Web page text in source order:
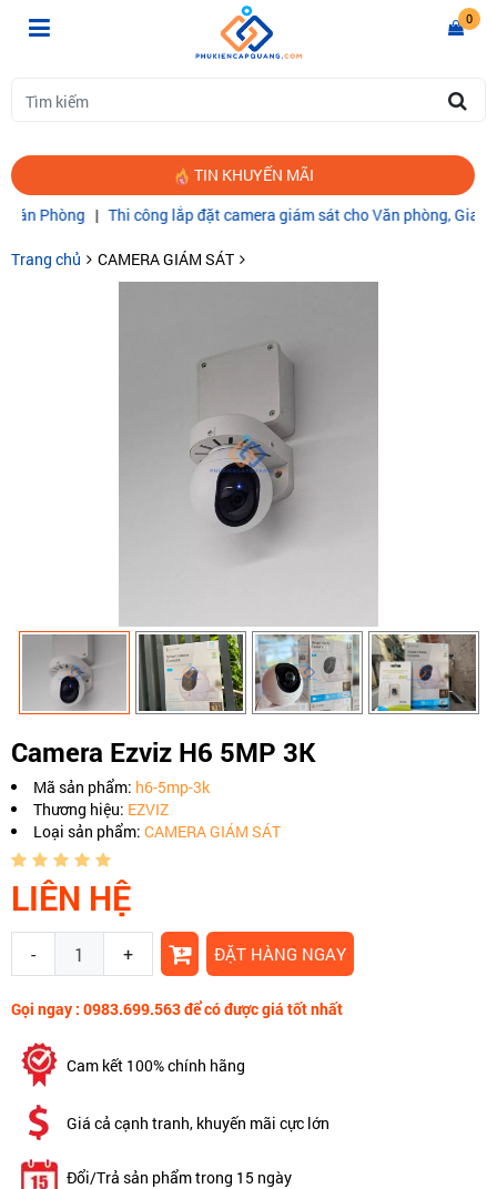
0
TIN KHUYẾN MÃI
Thi công lắp đặt camera giám sát cho Văn phòng, Gia đình|CÁP
Trang chủ CAMERA GIÁM SÁT
Camera Ezviz H6 5MP 3K
Mã sản phẩm: h6-5mp-3k
Thương hiệu: EZVIZ
Loại sản phẩm: CAMERA GIÁM SÁT
LIÊN HỆ
- + ĐẶT HÀNG NGAY
Gọi ngay : 0983.699.563 để có được giá tốt nhất
Cam kết 100% chính hãng
Giá cả cạnh tranh, khuyến mãi cực lớn
Đổi/Trả sản phẩm trong 15 ngày